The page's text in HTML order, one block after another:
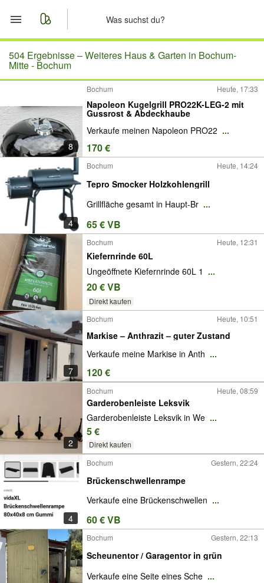
Start
Merkliste
Nachrichten
Anzeige aufgeben
504 Ergebnisse –Weiteres Haus & Garten in Bochum-
Mitte - Bochum
8
Bochum Heute, 17:33
Napoleon Kugelgrill PRO22K-LEG-2 mit
Gussrost & Abdeckhaube
Verkaufe meinen Napoleon PRO22 ...
170 €
4
Bochum Heute, 14:24
Tepro Smocker Holzkohlengrill
Grillfläche gesamt in Haupt-Br ...
65 € VB
Bochum Heute, 12:31
Kiefernrinde 60L
Ungeöffnete Kiefernrinde 60L 1 ...
20 € VB
Direkt kaufen
7
Bochum Heute, 10:51
Markise – Anthrazit – guter Zustand
Verkaufe meine Markise in Anth ...
120 €
2
Bochum Heute, 08:59
Garderobenleiste Leksvik
Garderobenleiste Leksvik in We ...
5 €
Direkt kaufen
4
Bochum Gestern, 22:24
Brückenschwellenrampe
Verkaufe eine Brückenschwellen ...
60 € VB
Bochum Gestern, 22:13
Scheunentor / Garagentor in grün
Verkaufe eine Seite eines Sche ...